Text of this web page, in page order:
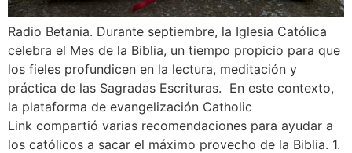
Radio Betania. Durante septiembre, la Iglesia Católica
celebra el Mes de la Biblia, un tiempo propicio para que
los fieles profundicen en la lectura, meditación y
práctica de las Sagradas Escrituras. En este contexto,
la plataforma de evangelización Catholic
Link compartió varias recomendaciones para ayudar a
los católicos a sacar el máximo provecho de la Biblia. 1.